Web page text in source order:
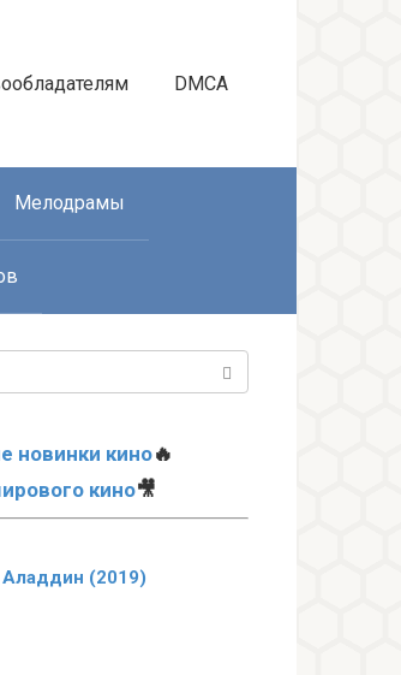
DMCA
Мелодрамы
новинки кино🔥
кино🎥
Аладдин (2019)